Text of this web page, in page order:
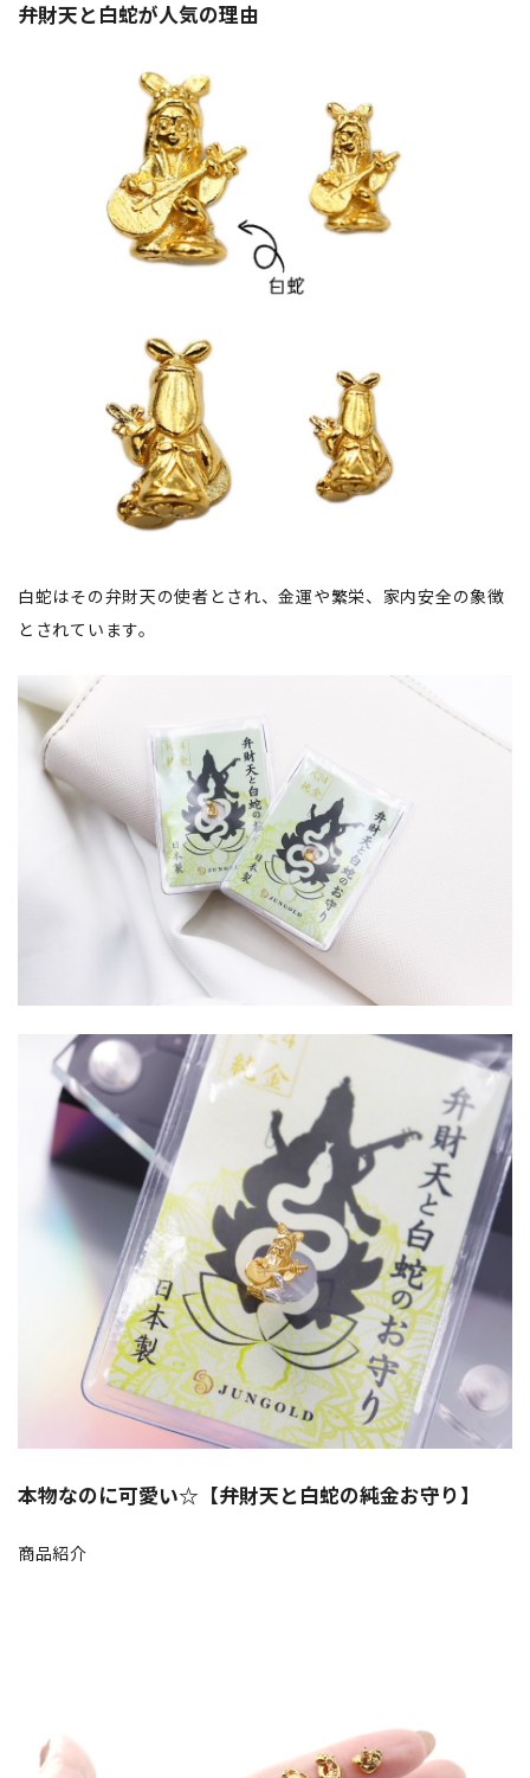
弁財天と白蛇が人気の理由
白蛇はその弁財天の使者とされ、金運や繁栄、家内安全の象徴
とされています。
本物なのに可愛い☆【弁財天と白蛇の純金お守り】
商品紹介